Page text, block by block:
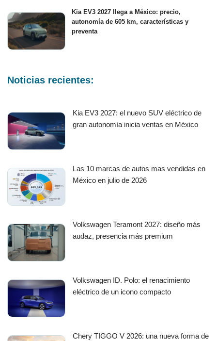
Kia EV3 2027 llega a México: precio,
autonomía de 605 km, características y
preventa
Noticias recientes:
Kia EV3 2027: el nuevo SUV eléctrico de
gran autonomía inicia ventas en México
Las 10 marcas de autos mas vendidas en
México en julio de 2026
Volkswagen Teramont 2027: diseño más
audaz, presencia más premium
Volkswagen ID. Polo: el renacimiento
eléctrico de un icono compacto
Chery TIGGO V 2026: una nueva forma de